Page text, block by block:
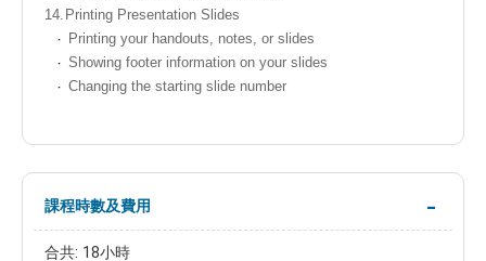
14. Printing Presentation Slides
Printing your handouts, notes, or slides
Showing footer information on your slides
Changing the starting slide number
課程時數及費用
合共: 18小時